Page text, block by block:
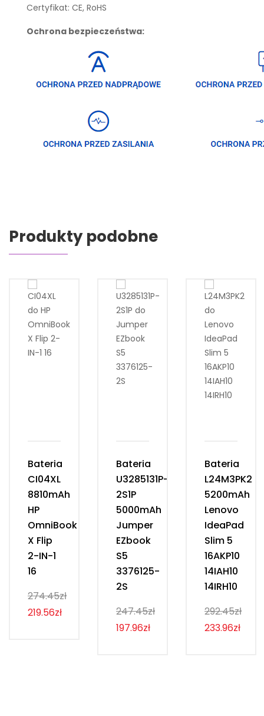
Certyfikat: CE, RoHS
Ochrona bezpieczeństwa:
Produkty podobne
Bateria
CI04XL
8810mAh
HP
OmniBook
X Flip
2-IN-1
16
274.45zł
219.56zł
Bateria
U3285131P-
2S1P
5000mAh
Jumper
EZbook
S5
3376125-
2S
247.45zł
197.96zł
Bateria
L24M3PK2
5200mAh
Lenovo
IdeaPad
Slim 5
16AKP10
14IAH10
14IRH10
292.45zł
233.96zł